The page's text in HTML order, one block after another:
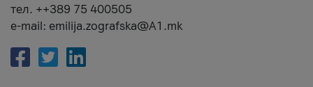
тел. ++389 75 400505
e-mail: emilija.zografska@A1.mk